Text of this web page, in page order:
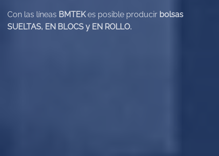
Con las líneas BMTEKes posible producir bolsas
SUELTAS, EN BLOCS y EN ROLLO.